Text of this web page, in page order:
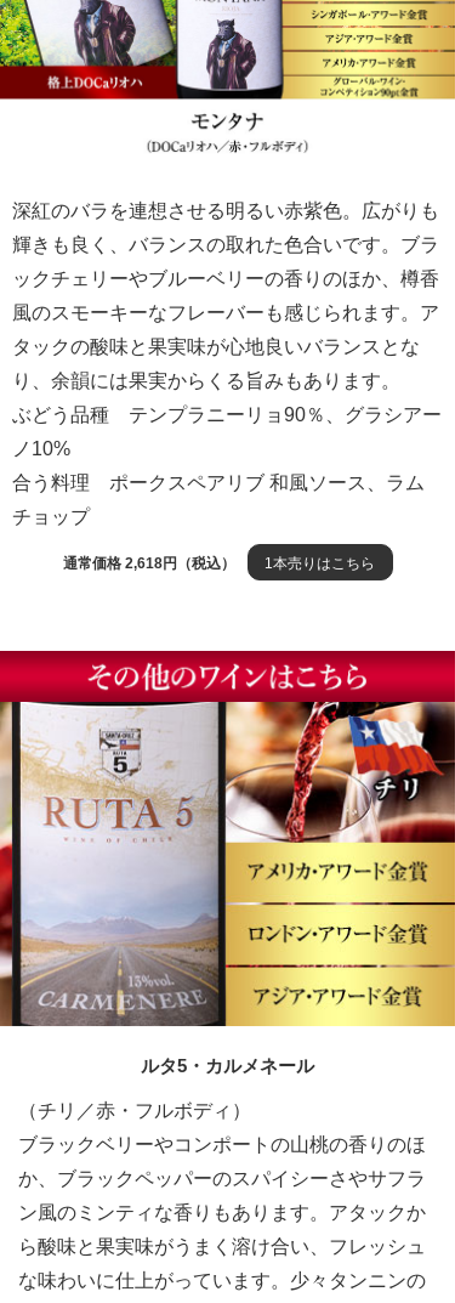
深紅のバラを連想させる明るい赤紫色。広がりも
輝きも良く、バランスの取れた色合いです。ブラ
ックチェリーやブルーベリーの香りのほか、樽香
風のスモーキーなフレーバーも感じられます。ア
タックの酸味と果実味が心地良いバランスとな
り、余韻には果実からくる旨みもあります。
ぶどう品種 テンプラニーリョ90％、グラシアー
ノ10%
合う料理 ポークスペアリブ 和風ソース、ラム
チョップ
通常価格 2,618円（税込） 1本売りはこちら
ルタ5・カルメネール
（チリ／赤・フルボディ）
ブラックベリーやコンポートの山桃の香りのほ
か、ブラックペッパーのスパイシーさやサフラ
ン風のミンティな香りもあります。アタックか
ら酸味と果実味がうまく溶け合い、フレッシュ
な味わいに仕上がっています。少々タンニンの